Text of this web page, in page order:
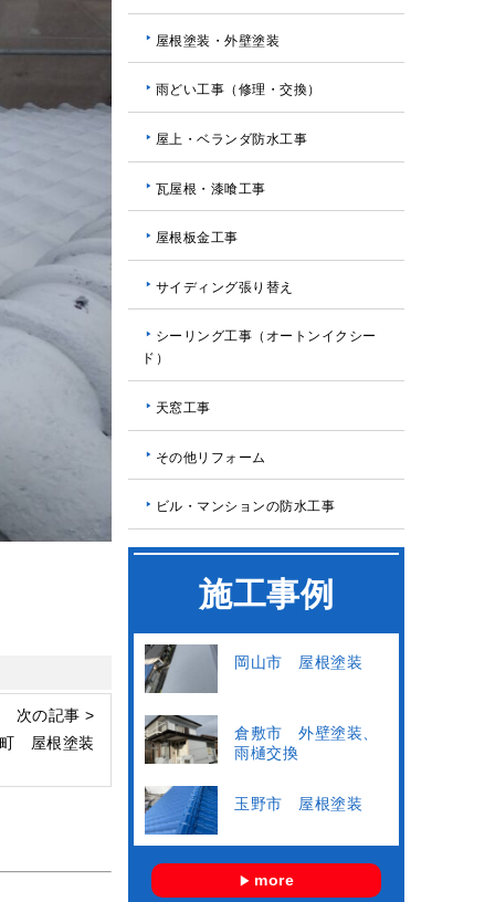
次の記事 >
屋根塗装
屋根塗装・外壁塗装
雨どい工事（修理・交換）
屋上・ベランダ防水工事
瓦屋根・漆喰工事
屋根板金工事
サイディング張り替え
シーリング工事（オートンイクシー
ド）
天窓工事
その他リフォーム
ビル・マンションの防水工事
施工事例
岡山市 屋根塗装
倉敷市 外壁塗装、
雨樋交換
玉野市 屋根塗装
more